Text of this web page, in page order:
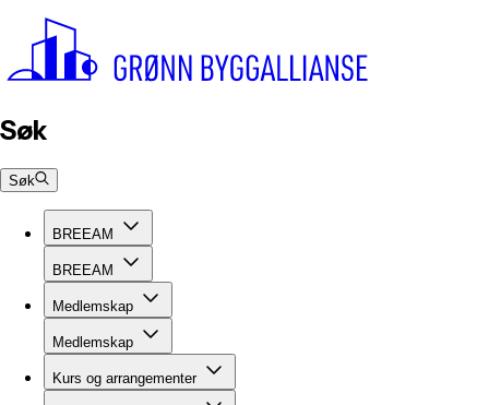
Søk
Søk
BREEAM
BREEAM
Medlemskap
Medlemskap
Kurs og arrangementer